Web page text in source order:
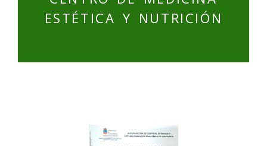
ESTÉTICA Y NUTRICIÓN